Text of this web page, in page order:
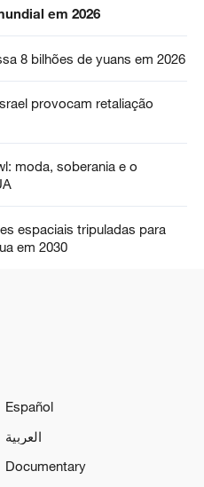
em 2026
8 bilhões de yuans em 2026
provocam retaliação
moda, soberania e o
espaciais tripuladas para
em 2030
Español
العربية
Documentary